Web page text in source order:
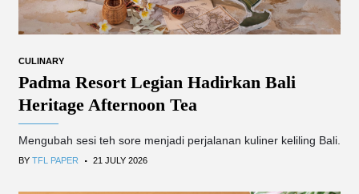
CULINARY
Padma Resort Legian Hadirkan Bali
Heritage Afternoon Tea
Mengubah sesi teh sore menjadi perjalanan kuliner keliling Bali.
BY TFL PAPER . 21 JULY 2026